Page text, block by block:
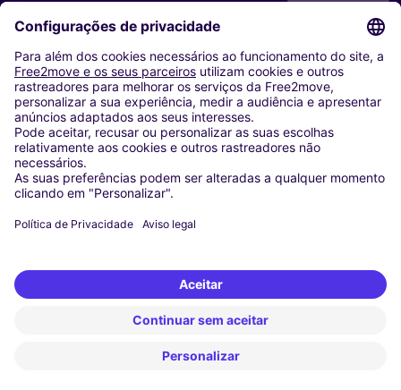
NOSSAS CIDADES
Washington DC
Milan
Rome
Turin
Vienna
Berlin
Cologne
Dusseldorf
Frankfurt
Munich